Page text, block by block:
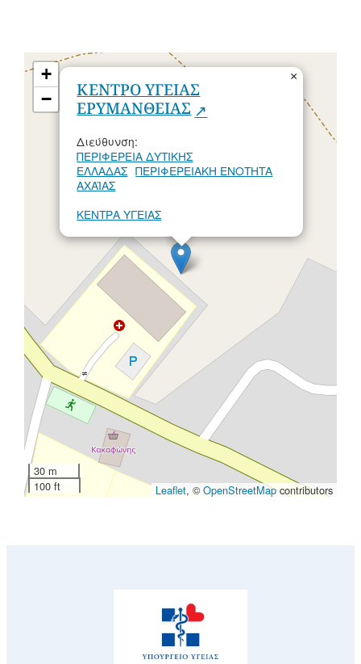
ΚΕΝΤΡΟ ΥΓΕΙΑΣ
ΕΡΥΜΑΝΘΕΙΑΣ
Διεύθυνση:
ΠΕΡΙΦΕΡΕΙΑ ΔΥΤΙΚΗΣ
ΕΛΛΑΔΑΣ ΠΕΡΙΦΕΡΕΙΑΚΗ ΕΝΟΤΗΤΑ
ΑΧΑΪΑΣ
ΚΕΝΤΡΑ ΥΓΕΙΑΣ
×
+
−
30 m
100 ft
Leaflet, ©OpenStreetMapcontributors